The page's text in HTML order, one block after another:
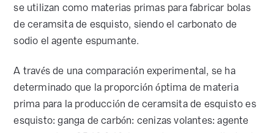
se utilizan como materias primas para fabricar bolas
de ceramsita de esquisto, siendo el carbonato de
sodio el agente espumante.
A través de una comparación experimental, se ha
determinado que la proporción óptima de materia
prima para la producción de ceramsita de esquisto es
esquisto: ganga de carbón: cenizas volantes: agente